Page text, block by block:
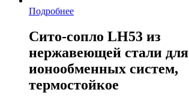
Подробнее
Сито-сопло LH53 из
нержавеющей стали для
ионообменных систем,
термостойкое